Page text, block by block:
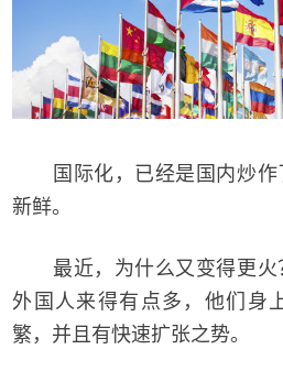
国际化，已经是国内炒作
新鲜。
最近，为什么又变得更火
外国人来得有点多，他们身
繁，并且有快速扩张之势。